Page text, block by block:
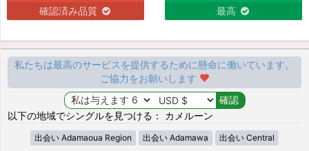
確認済み品質 最高
私たちは最高のサービスを提供するために懸命に働いています。
ご協力をお願いします
以下の地域でシングルを見つける： カメルーン
出会い Adamaoua Region 出会い Adamawa 出会い Central